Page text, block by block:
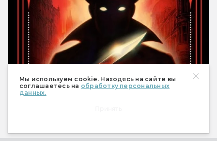
Мы используем cookie. Находясь на сайте вы
соглашаетесь на обработку персональных
данных.
Горан Скробонья, Иван Нешич
«Флорентийский дублет. Кьяроскуро»: серб